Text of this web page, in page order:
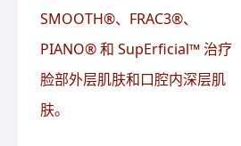
SMOOTH®、FRAC3®、
PIANO® 和 SupErficial™ 治疗
脸部外层肌肤和口腔内深层肌
肤。